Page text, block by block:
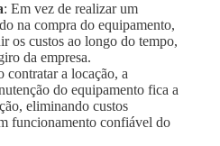
: Em vez de realizar um
na compra do equipamento,
os custos ao longo do tempo,
da empresa.
contratar a locação, a
do equipamento fica a
eliminando custos
funcionamento confiável do